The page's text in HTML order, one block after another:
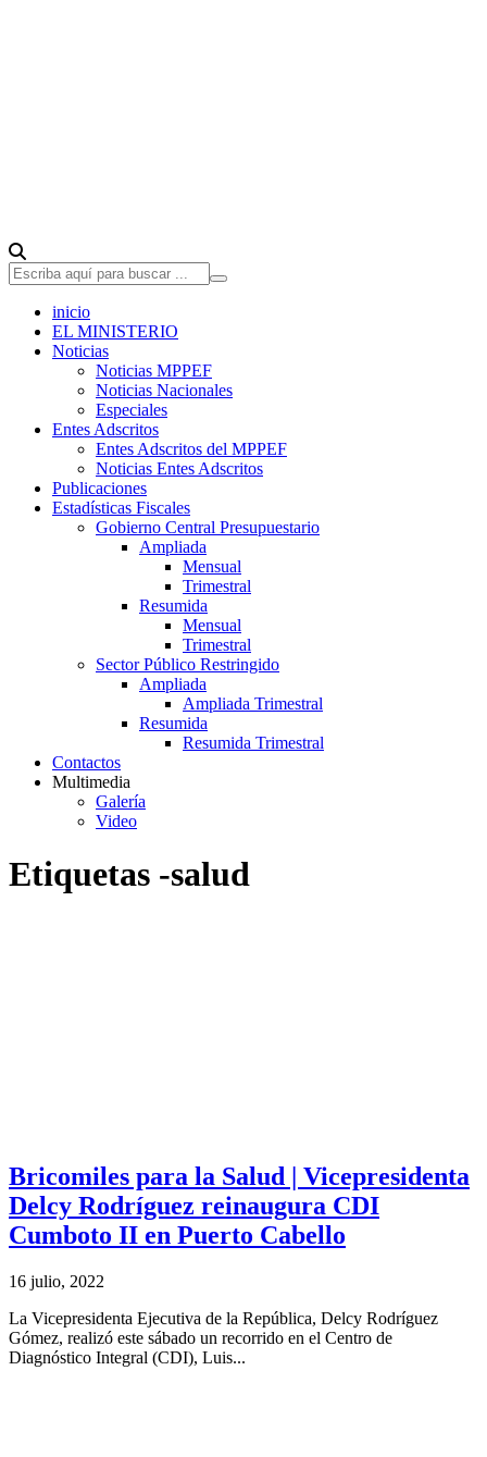
inicio
EL MINISTERIO
Noticias
Noticias MPPEF
Noticias Nacionales
Especiales
Entes Adscritos
Entes Adscritos del MPPEF
Noticias Entes Adscritos
Publicaciones
Estadísticas Fiscales
Gobierno Central Presupuestario
Ampliada
Mensual
Trimestral
Resumida
Mensual
Trimestral
Sector Público Restringido
Ampliada
Ampliada Trimestral
Resumida
Resumida Trimestral
Contactos
Multimedia
Galería
Video
Etiquetas -salud
Bricomiles para la Salud | Vicepresidenta
Delcy Rodríguez reinaugura CDI
Cumboto II en Puerto Cabello
16 julio, 2022
La Vicepresidenta Ejecutiva de la República, Delcy Rodríguez
Gómez, realizó este sábado un recorrido en el Centro de
Diagnóstico Integral (CDI), Luis...